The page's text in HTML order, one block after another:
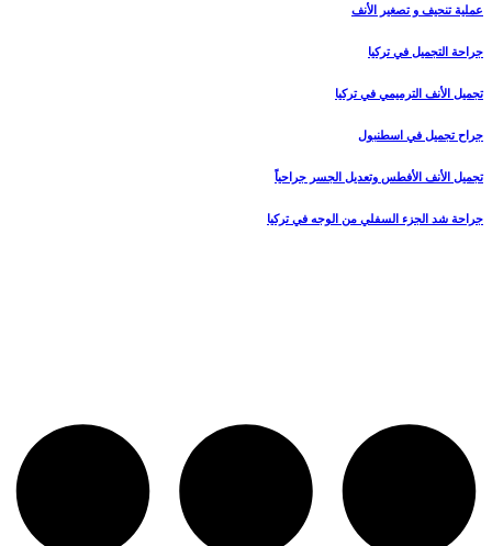
عملية تنحيف و تصغير الأنف
جراحة التجميل في تركيا
تجميل الأنف الترميمي في تركيا
جراح تجميل في اسطنبول
تجميل الأنف الأفطس وتعديل الجسر جراحياً
جراحة شد الجزء السفلي من الوجه في تركيا